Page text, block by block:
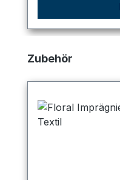
Produktgalerie
Zubehör